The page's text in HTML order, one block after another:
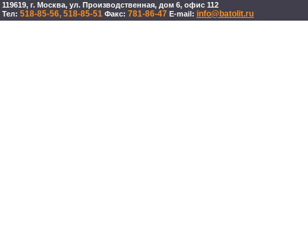
119619, г. Москва, ул. Производственная, дом 6, офис 112
Тел: 518-85-56, 518-85-51 Факс: 781-86-47 E-mail: info@batolit.ru